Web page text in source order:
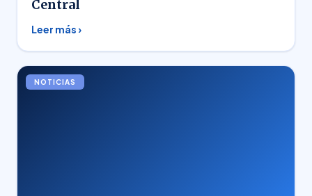
Central
Leer más ›
NOTICIAS